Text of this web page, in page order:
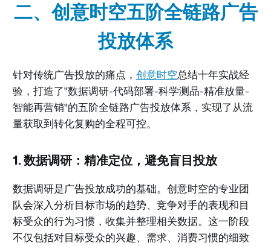
二、创意时空五阶全链路广告
投放体系
针对传统广告投放的痛点， 创意时空总结十年实战经
验，打造了"数据调研-代码部署-科学测品-精准放量-
智能再营销"的五阶全链路广告投放体系，实现了从流
量获取到转化复购的全程可控。
1. 数据调研：精准定位，避免盲目投放
数据调研是广告投放成功的基础。创意时空的专业团
队会深入分析目标市场的趋势、竞争对手的表现和目
标受众的行为习惯，收集并整理相关数据。这一阶段
不仅包括对目标受众的兴趣、需求、消费习惯的细致